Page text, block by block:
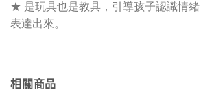
★ 是玩具也是教具，引導孩子認識情
表達出來。
相關商品